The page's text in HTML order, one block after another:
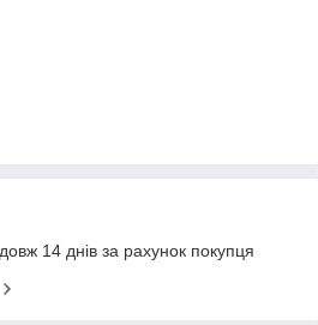
14 днів за рахунок покупця